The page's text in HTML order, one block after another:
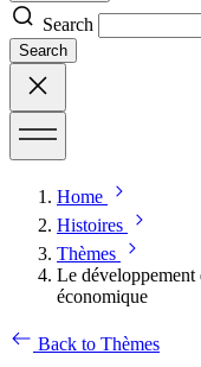
Search
Search
Home
Histoires
Thèmes
Le
économique
Back to Thèmes